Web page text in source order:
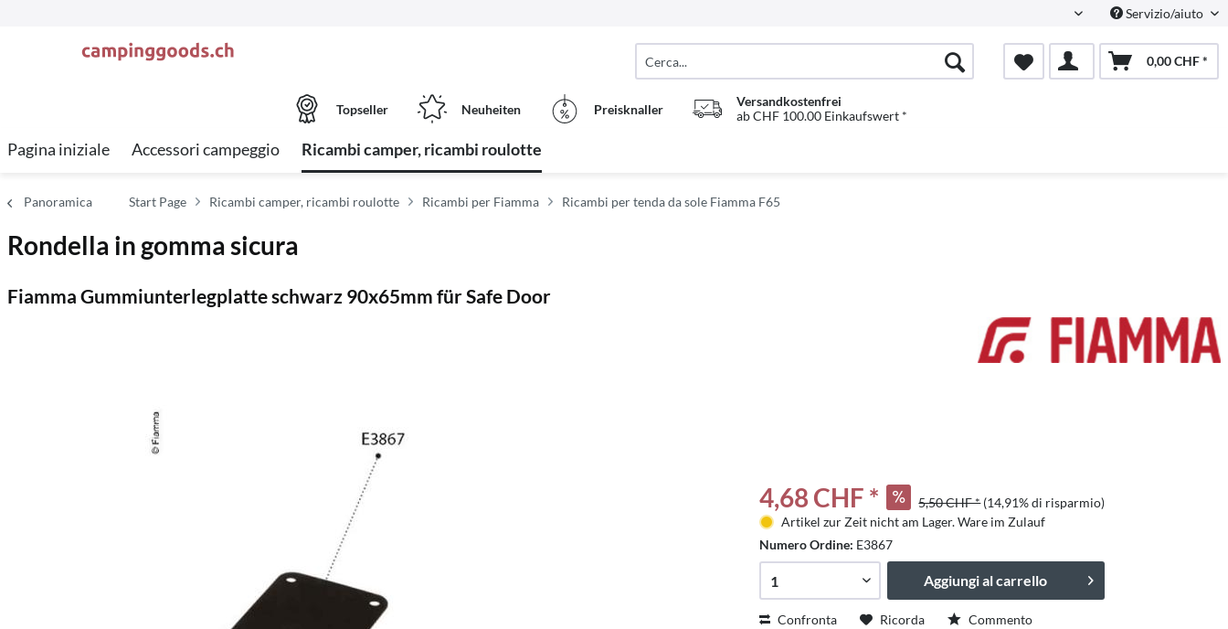
ItalienischServizio/aiuto
0,00 CHF *
Topseller Neuheiten Preisknaller
Versandkostenfrei
ab CHF 100.00 Einkaufswert *
Pagina iniziale Accessori campeggio Ricambi camper, ricambi roulotte
Panoramica Start Page Ricambi camper, ricambi roulotte Ricambi per Fiamma Ricambi per tenda da sole Fiamma F65
Rondella in gomma sicura
Fiamma Gummiunterlegplatte schwarz 90x65mm für Safe Door
4,68 CHF * 5,50 CHF * (14,91% di risparmio)
Artikel zur Zeit nicht am Lager. Ware im Zulauf
Numero Ordine: E3867
Aggiungi al carrello
Confronta Ricorda Commento